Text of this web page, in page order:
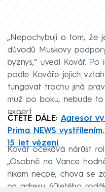
„Nepochybuji o tom, že
důvodů Muskovy
byznys,“ uvedl Kovář.
podle Kováře jejich
fungovat trochu jiná
muž po boku, nebude to
expert.
ČTĚTE DÁLE: Agresor
Prima NEWS
15 let vězení
Kovář očekává nárůst
„Osobně na Vance
nikam necpe, chová se
na adresu 40letého